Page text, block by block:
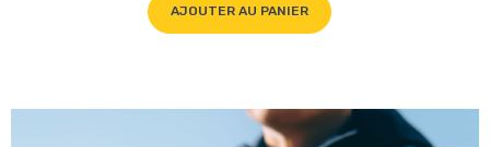
AJOUTER AU PANIER